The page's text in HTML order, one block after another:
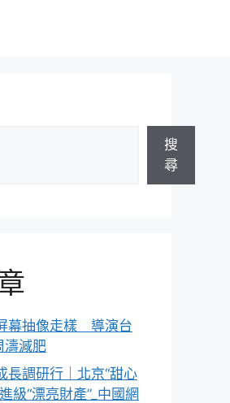
搜
尋
幕抽像走樣 導演台
濤減肥
長調研行｜北京“甜心
級“漂亮財產”_中國網